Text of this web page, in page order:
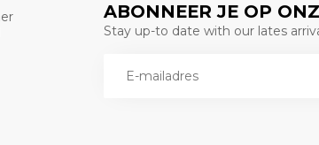
ABONNEER JE OP
Stay up-to date with our lates